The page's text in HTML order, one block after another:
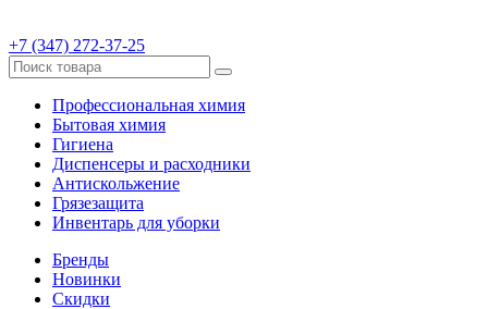
+7 (347) 272-37-25
Профессиональная химия
Бытовая химия
Гигиена
Диспенсеры и расходники
Антискольжение
Грязезащита
Инвентарь для уборки
Бренды
Новинки
Скидки